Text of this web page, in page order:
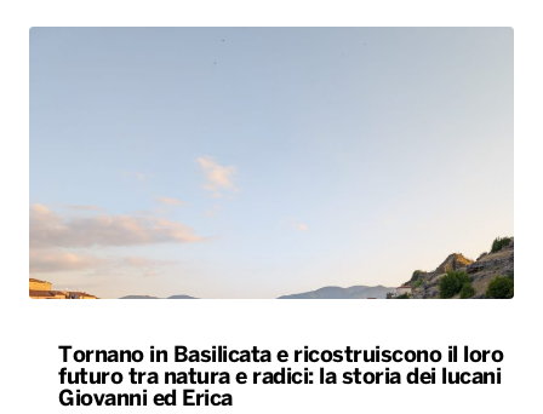
Tornano in Basilicata e ricostruiscono il loro
futuro tra natura e radici: la storia dei lucani
Giovanni ed Erica